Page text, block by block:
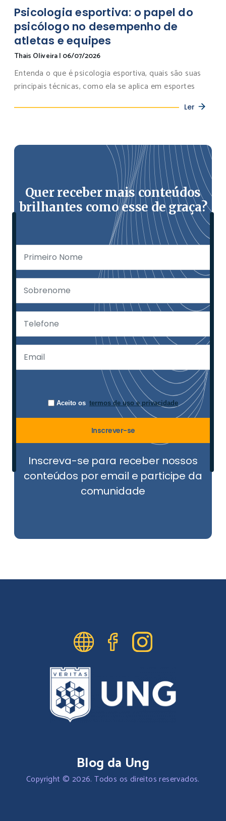
Psicologia esportiva: o papel do
psicólogo no desempenho de
atletas e equipes
Thais Oliveira| 06/07/2026
Entenda o que é psicologia esportiva, quais são suas
principais técnicas, como ela se aplica em esportes
Ler
Quer receber mais conteúdos
brilhantes como esse de graça?
Aceito os termos de uso e privacidade
Inscrever-se
Inscreva-se para receber nossos
conteúdos por email e participe da
comunidade
Blog da Ung
Copyright © 2026. Todos os direitos reservados.